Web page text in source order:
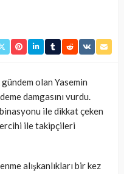
olan Yasemin
damgasını vurdu.
ile dikkat çeken
ile takipçileri
alışkanlıkları bir kez